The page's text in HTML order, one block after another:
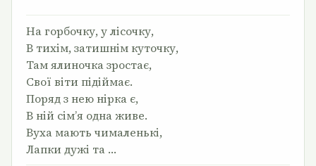
На горбочку, у лісочку,
В тихім, затишнім куточку,
Там ялиночка зростає,
Свої віти підіймає.
Поряд з нею нірка є,
В ній сімʼя одна живе.
Вуха мають чималенькі,
Лапки дужі та …